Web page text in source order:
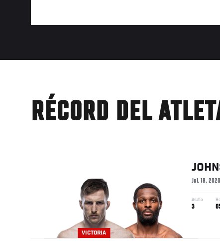
RÉCORD DEL
VICTORIA
Jul. 18, 2020
Asalto
3